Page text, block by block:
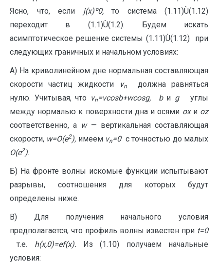
Ясно, что, если j(x)º0, то система (1.11)Ù(1.12)
переходит в (1.1)Ù(1.2). Будем искать
асимптотическое решение системы (1.11)Ù(1.12) при
следующих граничных и начальном условиях:
А) На криволинейном дне нормальная составляющая
скорости частиц жидкости
vn
должна равняться
нулю. Учитывая, что vn=vcosb+wcosg, bи g
углы
между нормалью к поверхности дна и осями oxи oz
соответственно, а w— вертикальная составляющая
скорости, w=O(e2), имеем vn=0 с точностью до малых
O(e2).
Б) На фронте волны искомые функции испытывают
разрывы, соотношения для которых будут
определены ниже.
В) Для получения начального условия
предполагается, что профиль волны известен при t=0
т.е. h(x,0)=ef(x). Из (1.10) получаем начальные
условия: